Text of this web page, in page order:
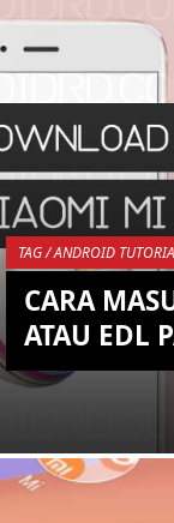
TAG / ANDROID
CARA
ATAU EDL